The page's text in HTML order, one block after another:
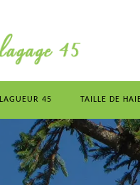
45 TAILLE DE